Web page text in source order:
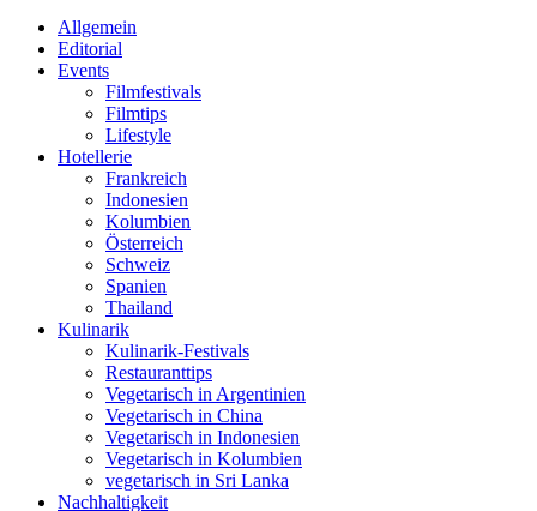
Allgemein
Editorial
Events
Filmfestivals
Filmtips
Lifestyle
Hotellerie
Frankreich
Indonesien
Kolumbien
Österreich
Schweiz
Spanien
Thailand
Kulinarik
Kulinarik-Festivals
Restauranttips
Vegetarisch in Argentinien
Vegetarisch in China
Vegetarisch in Indonesien
Vegetarisch in Kolumbien
vegetarisch in Sri Lanka
Nachhaltigkeit